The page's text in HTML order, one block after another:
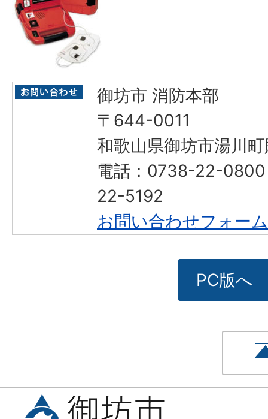
御坊市 消防本部
〒644-0011
和歌山県御坊市湯川
電話：0738-22-
22-5192
お問い合わせフォーム
PC版へ